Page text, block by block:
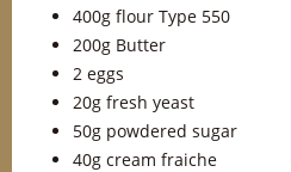
400g flour Type 550
200g Butter
2 eggs
20g fresh yeast
50g powdered sugar
40g cream fraiche